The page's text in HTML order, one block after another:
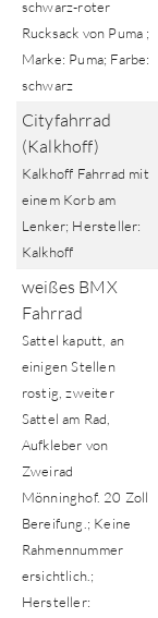
schwarz-roter
Rucksack von Puma ;
Marke: Puma; Farbe:
schwarz
Cityfahrrad
(Kalkhoff)
Kalkhoff Fahrrad mit
einem Korb am
Lenker; Hersteller:
Kalkhoff
weißes BMX
Fahrrad
Sattel kaputt, an
einigen Stellen
rostig, zweiter
Sattel am Rad,
Aufkleber von
Zweirad
Mönninghof. 20 Zoll
Bereifung.; Keine
Rahmennummer
ersichtlich.;
Hersteller: